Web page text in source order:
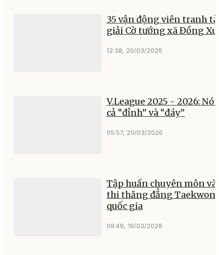
35 vận động viên tranh
giải Cờ tướng xã Đồng
12:38, 20/03/2026
V.League 2025 - 2026:
cả “đỉnh” và “đáy”
05:57, 20/03/2026
Tập huấn chuyên môn
thi thăng đẳng
quốc gia
09:49, 19/03/2026